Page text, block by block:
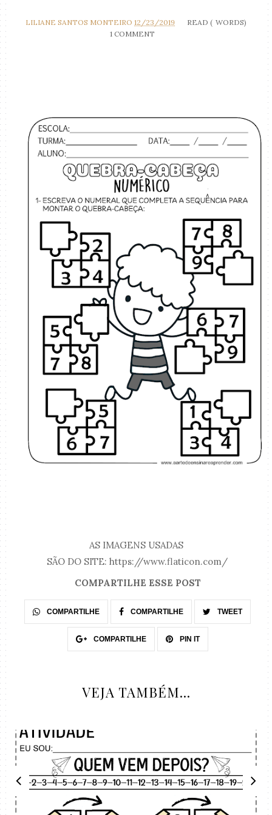
LILIANE SANTOS MONTEIRO 12/23/2019 READ ( WORDS)
1 COMMENT
AS IMAGENS USADAS
SÃO DO SITE: https://www.flaticon.com/
COMPARTILHE ESSE POST
COMPARTILHE COMPARTILHE TWEET
COMPARTILHE PIN IT
VEJA TAMBÉM...